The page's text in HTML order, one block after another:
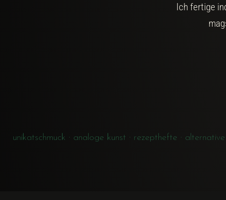
Ich fertige
unikatschmuck · analoge kunst · rezepthefte ·